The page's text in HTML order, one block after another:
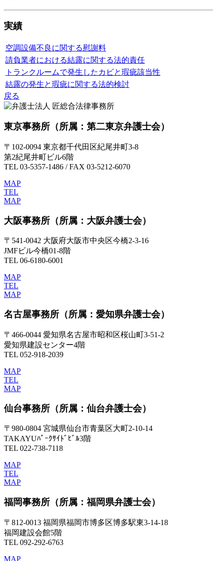
実績
空調設備不良に関する慰謝料
請負業者における結露に関する法的責任
トランクルームで発生したカビと瑕疵該当性
結露の発生と瑕疵に関する法的検討
戻る
東京事務所 （所属：第二東京弁護士会）
〒102-0094 東京都千代田区紀尾井町3-8
第2紀尾井町ビル6階
TEL 03-5357-1486 / FAX 03-5212-6070
MAP
TEL
MAP
大阪事務所 （所属：大阪弁護士会）
〒541-0042 大阪府大阪市中央区今橋2-3-16
JMFビル今橋01-8階
TEL 06-6180-6001
MAP
TEL
MAP
名古屋事務所 （所属：愛知県弁護士会）
〒466-0044 愛知県名古屋市昭和区桜山町3-51-2
愛知県建設センター4階
TEL 052-918-2039
MAP
TEL
MAP
仙台事務所 （所属：仙台弁護士会）
〒980-0804 宮城県仙台市青葉区大町2-10-14
TAKAYUﾊﾟｰｸｻｲﾄﾞﾋﾞﾙ3階
TEL 022-738-7118
MAP
TEL
MAP
福岡事務所 （所属：福岡県弁護士会）
〒812-0013 福岡県福岡市博多区博多駅東3-14-18
福岡建設会館5階
TEL 092-292-6763
MAP